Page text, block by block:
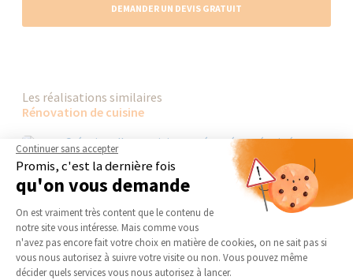
DEMANDER UN DEVIS GRATUIT
Les réalisations similaires
Rénovation de cuisine
Continuer sans accepter
Promis, c'est la dernière fois
qu'on vous demande
Plateforme de Gestion du
On est vraiment très content que le contenu de
notre site vous intéresse. Mais comme vous
n'avez pas encore fait votre choix en matière de cookies, on ne sait pas si
vous nous autorisez à suivre votre visite ou non. Vous pouvez même
décider quels services vous nous autorisez à lancer.
Axeptio consent